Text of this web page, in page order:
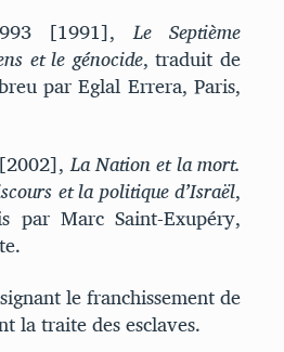
[1991],Le Septième
et le génocide, traduit de
par Eglal Errera, Paris,
La Nation et la mort.
et la politique d’Israël,
par Marc Saint-Exupéry,
le franchissement de
la traite des esclaves.